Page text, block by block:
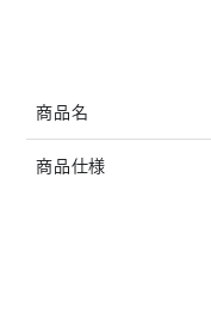
商品名
商品仕様